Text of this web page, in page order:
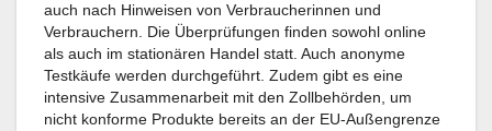
auch nach Hinweisen von Verbraucherinnen und
Verbrauchern. Die Überprüfungen finden sowohl online
als auch im stationären Handel statt. Auch anonyme
Testkäufe werden durchgeführt. Zudem gibt es eine
intensive Zusammenarbeit mit den Zollbehörden, um
nicht konforme Produkte bereits an der EU-Außengrenze